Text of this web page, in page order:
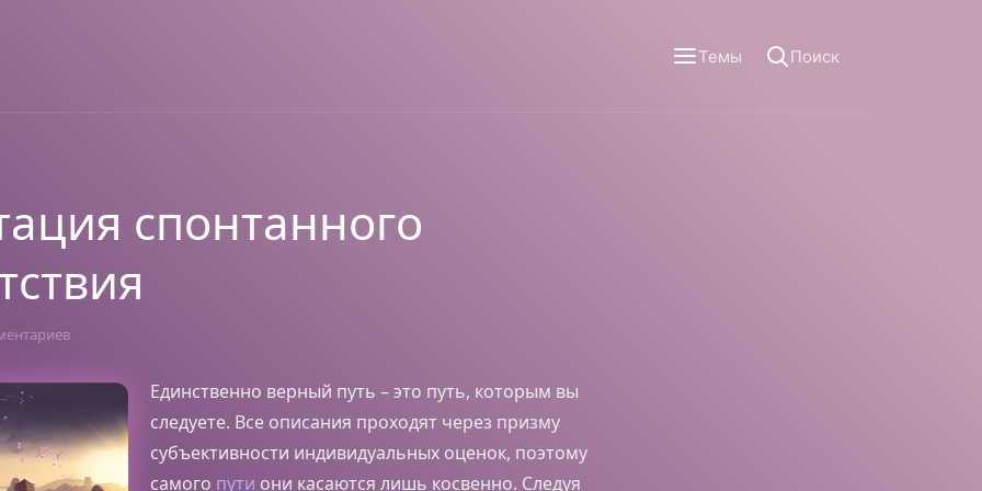
Темы Поиск
спонтанного
Единственно верный путь – это путь, которым вы
следуете. Все описания проходят через призму
субъективности индивидуальных оценок, поэтому
самого пути они касаются лишь косвенно. Следуя